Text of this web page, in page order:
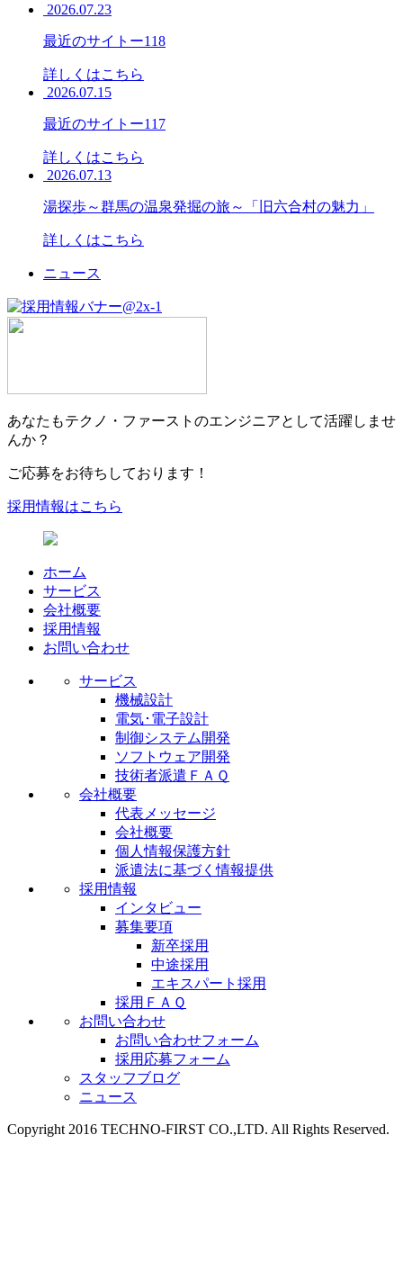
2026.07.23
最近のサイトー118
詳しくはこちら
2026.07.15
最近のサイトー117
詳しくはこちら
2026.07.13
湯探歩～群馬の温泉発掘の旅～「旧六合村の魅力」
詳しくはこちら
ニュース
あなたもテクノ・ファーストのエンジニアとして活躍しませ
んか？
ご応募をお待ちしております！
採用情報はこちら
ホーム
サービス
会社概要
採用情報
お問い合わせ
サービス
機械設計
電気･電子設計
制御システム開発
ソフトウェア開発
技術者派遣ＦＡＱ
会社概要
代表メッセージ
会社概要
個人情報保護方針
派遣法に基づく情報提供
採用情報
インタビュー
募集要項
新卒採用
中途採用
エキスパート採用
採用ＦＡＱ
お問い合わせ
お問い合わせフォーム
採用応募フォーム
スタッフブログ
ニュース
Copyright 2016 TECHNO-FIRST CO.,LTD. All Rights Reserved.